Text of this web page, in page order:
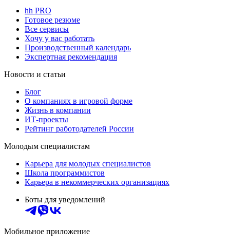
hh PRO
Готовое резюме
Все сервисы
Хочу у вас работать
Производственный календарь
Экспертная рекомендация
Новости и статьи
Блог
О компаниях в игровой форме
Жизнь в компании
ИТ-проекты
Рейтинг работодателей России
Молодым специалистам
Карьера для молодых специалистов
Школа программистов
Карьера в некоммерческих организациях
Боты для уведомлений
Мобильное приложение